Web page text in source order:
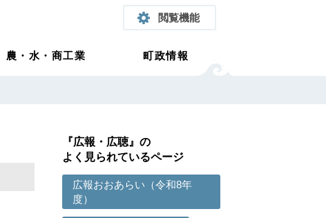
閲覧機能
農・水・商工業 町政情報
『広報・広聴』の
よく見られているページ
広報おおあらい（令和8年
度）